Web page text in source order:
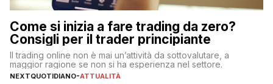
Come si inizia a fare trading da zero?
Consigli per il trader principiante
Il trading online non è mai un’attività da sottovalutare, a
maggior ragione se non si ha esperienza nel settore.
NEXTQUOTIDIANO-ATTUALITÀ